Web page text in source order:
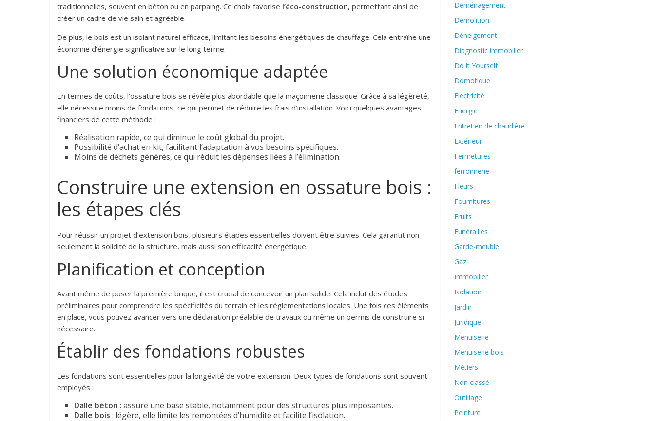
traditionnelles, souvent en béton ou en parpaing. Ce choix favorise l’éco-construction, permettant ainsi de
créer un cadre de vie sain et agréable.
De plus, le bois est un isolant naturel efficace, limitant les besoins énergétiques de chauffage. Cela entraîne une
économie d’énergie significative sur le long terme.
Une solution économique adaptée
En termes de coûts, l’ossature bois se révèle plus abordable que la maçonnerie classique. Grâce à sa légèreté,
elle nécessite moins de fondations, ce qui permet de réduire les frais d’installation. Voici quelques avantages
financiers de cette méthode :
Réalisation rapide, ce qui diminue le coût global du projet.
Possibilité d’achat en kit, facilitant l’adaptation à vos besoins spécifiques.
Moins de déchets générés, ce qui réduit les dépenses liées à l’élimination.
Construire une extension en ossature bois :
les étapes clés
Pour réussir un projet d’extension bois, plusieurs étapes essentielles doivent être suivies. Cela garantit non
seulement la solidité de la structure, mais aussi son efficacité énergétique.
Planification et conception
Avant même de poser la première brique, il est crucial de concevoir un plan solide. Cela inclut des études
préliminaires pour comprendre les spécificités du terrain et les réglementations locales. Une fois ces éléments
en place, vous pouvez avancer vers une déclaration préalable de travaux ou même un permis de construire si
nécessaire.
Établir des fondations robustes
Les fondations sont essentielles pour la longévité de votre extension. Deux types de fondations sont souvent
employés :
Dalle béton : assure une base stable, notamment pour des structures plus imposantes.
Dalle bois : légère, elle limite les remontées d’humidité et facilite l’isolation.
Déménagement
Démolition
Déneigement
Diagnostic immobilier
Do it Yourself
Domotique
Electricité
Energie
Entretien de chaudière
Extérieur
Fermetures
ferronnerie
Fleurs
Fournitures
Fruits
Funérailles
Garde-meuble
Gaz
Immobilier
Isolation
Jardin
Juridique
Menuiserie
Menuiserie bois
Métiers
Non classé
Outillage
Peinture